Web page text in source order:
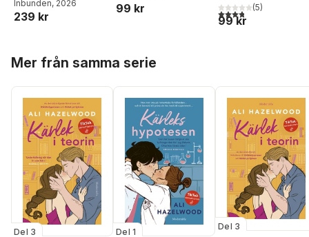
Inbunden, 2026
239 kr
99 kr
3,8utav 5 stjärnor.
(5)
99 kr
Mer från samma serie
Del 3 Del 1
Del 3